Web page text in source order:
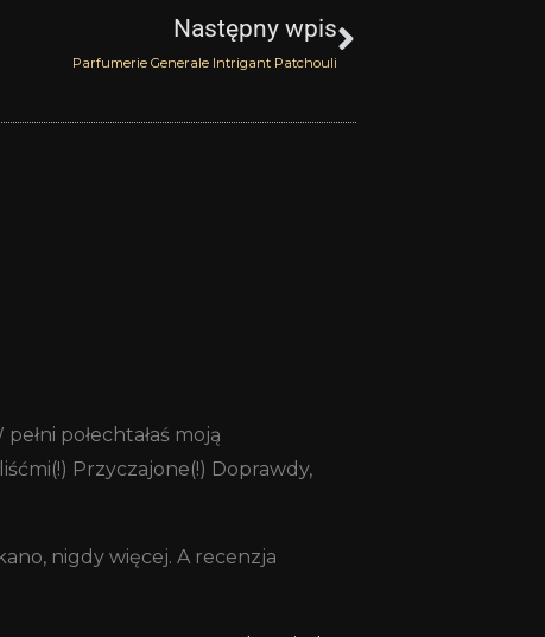
Następny wpis
Parfumerie Generale Intrigant Patchouli
połechtałaś moją
Przyczajone(!) Doprawdy,
nigdy więcej. A recenzja